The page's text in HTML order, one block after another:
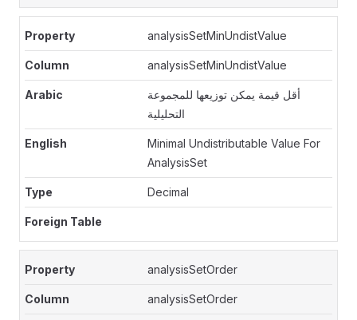
analysisSetMinUndistValue
analysisSetMinUndistValue
أقل قيمة يمكن توزيعها للمجموعة
التحليلية
Minimal Undistributable Value For
AnalysisSet
Decimal
analysisSetOrder
analysisSetOrder